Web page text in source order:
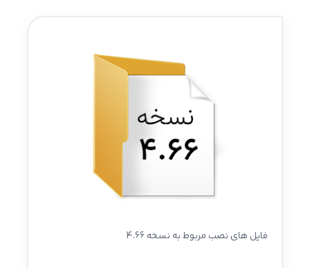
فایل های نصب مربوط به نسخه 4.66